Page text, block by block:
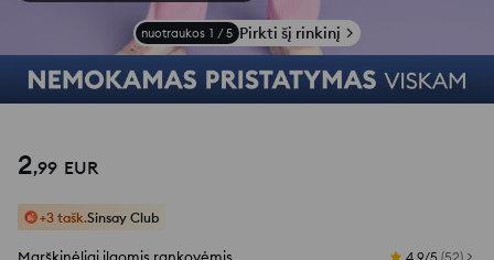
nuotraukos 1 / 5 Pirkti šį rinkinį
2,99 EUR
+3 tašk.Sinsay Club